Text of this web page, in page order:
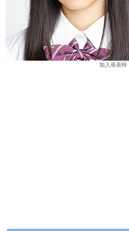
加入発表時